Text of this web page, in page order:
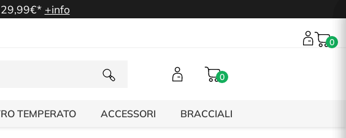
+info
0
0
TEMPERATO ACCESSORI BRACCIALI